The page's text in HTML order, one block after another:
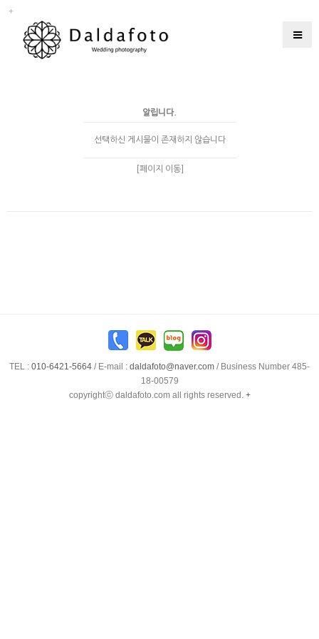
알립니다.
선택하신 게시물이 존재하지 않습니다
[페이지 이동]
TEL : 010-6421-5664 / E-mail : daldafoto@naver.com / Business Number 485-
18-00579
copyrightⓒ daldafoto.com all rights reserved. +